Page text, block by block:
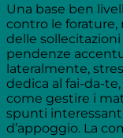
Una base ben
contro le
delle
pendenze
lateralmente,
dedica al fai-da-
come gestire i
spunti
d’appoggio. La